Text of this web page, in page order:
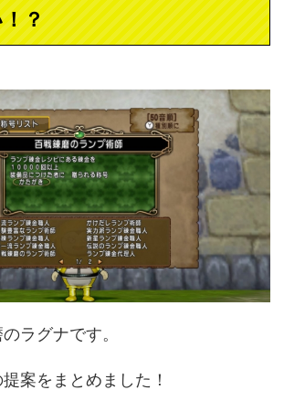
？
ラグナです。
案をまとめました！